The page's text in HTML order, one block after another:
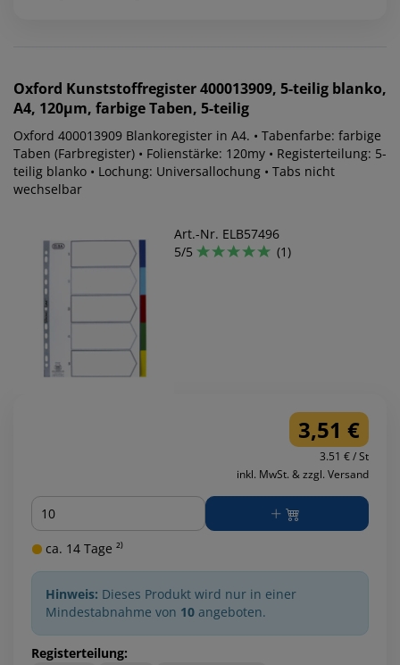
Oxford Kunststoffregister 400013909, 5-teilig blanko,
A4, 120µm, farbige Taben, 5-teilig
Oxford 400013909 Blankoregister in A4. • Tabenfarbe: farbige
Taben (Farbregister) • Folienstärke: 120my • Registerteilung: 5-
teilig blanko • Lochung: Universallochung • Tabs nicht
wechselbar
Art.-Nr. ELB57496
5/5
(1)
3,51 €
3.51 € / St
inkl. MwSt. & zzgl. Versand
Menge
ca. 14 Tage ²⁾
Hinweis: Dieses Produkt wird nur in einer
Mindestabnahme von 10 angeboten.
Registerteilung: